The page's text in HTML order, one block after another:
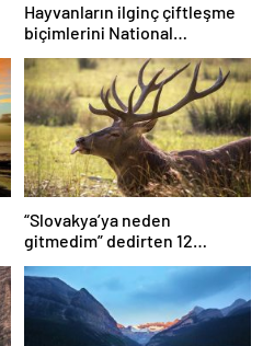
Hayvanların ilginç çiftleşme
biçimlerini National
Geographic görüntüledi.
“Slovakya’ya neden
gitmedim” dedirten 12
fotoğraf